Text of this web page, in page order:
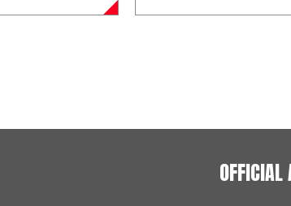
OFFICIAL